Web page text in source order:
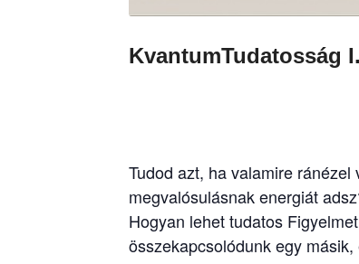
KvantumTudatosság
Tudod azt, ha valamire
megvalósulásnak energiát
Hogyan lehet tudatos
összekapcsolódunk egy